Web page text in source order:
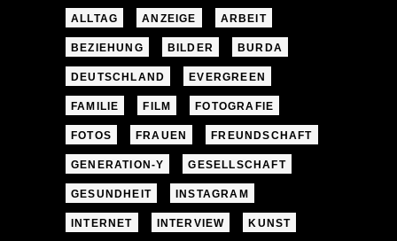
ALLTAG ANZEIGE ARBEIT
BEZIEHUNG BILDER BURDA
DEUTSCHLAND EVERGREEN
FAMILIE FILM FOTOGRAFIE
FOTOS FRAUEN FREUNDSCHAFT
GENERATION-Y GESELLSCHAFT
GESUNDHEIT INSTAGRAM
INTERNET INTERVIEW KUNST